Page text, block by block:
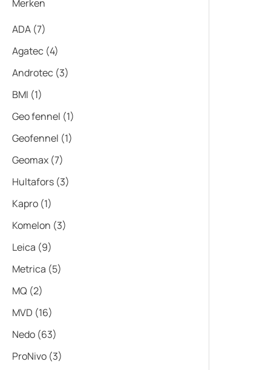
Merken
ADA (7)
Agatec (4)
Androtec (3)
BMI (1)
Geo fennel (1)
Geofennel (1)
Geomax (7)
Hultafors (3)
Kapro (1)
Komelon (3)
Leica (9)
Metrica (5)
MQ (2)
MVD (16)
Nedo (63)
ProNivo (3)